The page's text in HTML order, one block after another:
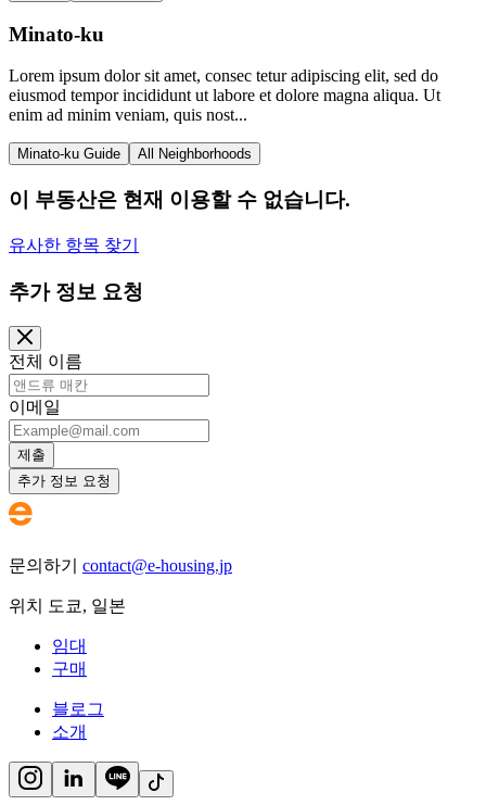
Minato-ku
Lorem ipsum dolor sit amet, consec tetur adipiscing elit, sed do
eiusmod tempor incididunt ut labore et dolore magna aliqua. Ut
enim ad minim veniam, quis nost...
Minato-ku Guide All Neighborhoods
이 부동산은 현재 이용할 수 없습니다.
유사한 항목 찾기
추가 정보 요청
전체 이름
이메일
제출
추가 정보 요청
문의하기 contact@e-housing.jp
위치 도쿄, 일본
임대
구매
블로그
소개